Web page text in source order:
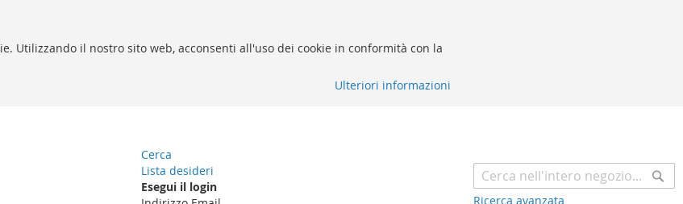
Utilizzando il nostro sito web, acconsenti all'uso dei cookie in conformità con la
Ulteriori informazioni
Cerca
Ricerca avanzata
Lista desideri
Esegui il login